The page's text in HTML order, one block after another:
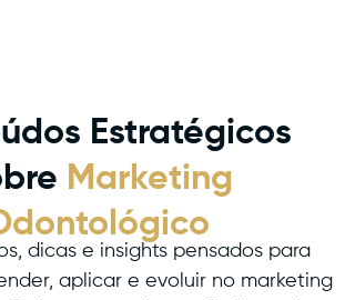
Estratégicos
Marketing
dicas e insights pensados para
aplicar e evoluir no marketing